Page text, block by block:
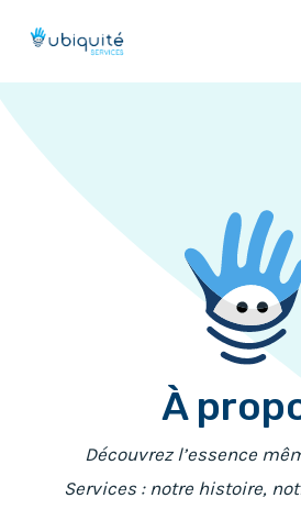
contenu
À
Découvrez l’essence
Services : notre histoire,